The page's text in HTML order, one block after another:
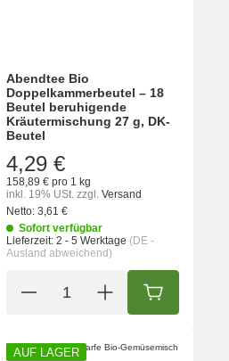
Abendtee Bio
Doppelkammerbeutel – 18
Beutel beruhigende
Kräutermischung 27 g, DK-
Beutel
4,29 €
158,89 € pro 1 kg
inkl. 19% USt. zzgl. Versand
Netto: 3,61 €
Sofort verfügbar
Lieferzeit: 2 - 5 Werktage (DE -
Ausland abweichend)
IN DEN
AUF LAGER